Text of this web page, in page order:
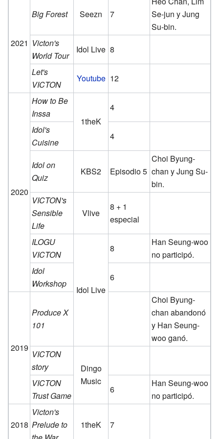
2021
Big Forest Seezn 7
Se-jun y Jung
Su-bin.
Victon's
World Tour
Idol Live 8
Let's
VICTON
Youtube 12
2020
How to Be
Inssa
1theK
4
Idol's
Cuisine
4
Idol on
Quiz
KBS2 Episodio 5
Choi Byung-
chan y Jung Su-
bin.
VICTON's
Sensible
Life
Vlive
8 + 1
especial
ILOGU
VICTON
Idol Live
8
Han Seung-woo
no participó.
Idol
Workshop
6
2019
Produce X
101
Choi Byung-
chan abandonó
y Han Seung-
woo ganó.
VICTON
story
Dingo
Music
VICTON
Trust Game
6
Han Seung-woo
no participó.
2018
Victon's
Prelude to
1theK 7